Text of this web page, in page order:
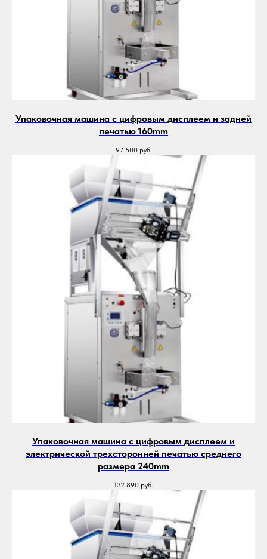
Упаковочная машина с цифровым дисплеем и задней
печатью 160mm
97 500 руб.
Упаковочная машина с цифровым дисплеем и
электрической трехсторонней печатью среднего
размера 240mm
132 890 руб.